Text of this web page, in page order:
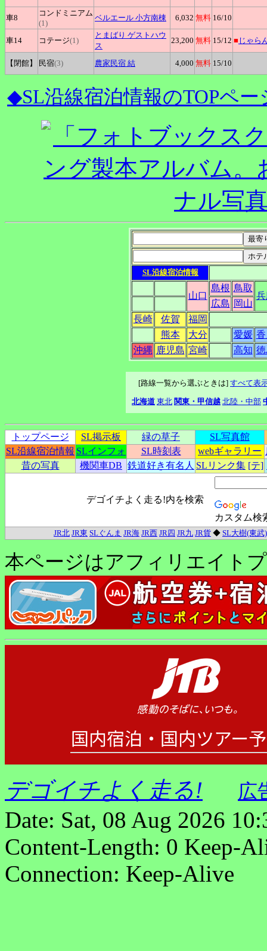
車8
コンドミニアム
(1)
ベルエール 小方南棟 6,032 無料 16/10
車14 コテージ(1)
とまばり ゲストハウ
ス
23,200 無料 15/12 ■ じゃら
【閉館】 民宿(3) 農家民宿 結 4,000 無料 15/10
◆SL沿線宿泊情報のTOPペー
SL沿線宿泊情報
山口
島根 鳥取
広島 岡山
長崎
佐賀
福岡
熊本
大分 愛媛
沖縄 鹿児島 宮崎 高知
[路線一覧から選ぶときは] すべて表
北海道 東北 関東・甲信越 北陸・中部
トップページ SL掲示板 緑の草子
SL写真館
SL沿線宿泊情報 SLインフォ SL時刻表 webギャラリー
昔の写真
機関車DB 鉄道好き有名人 SLリンク集 [テ]
デゴイチよく走る!内を検索
カスタム検
JR北 JR東 SLぐんま JR海 JR西 JR四 JR九 JR貨 ◆ SL大樹(東武)
本ページはアフィリエイト
デゴイチよく走る! 広
Date: Sat, 08 Aug 2026
Content-Length: 0 Keep-
Connection: Keep-Alive